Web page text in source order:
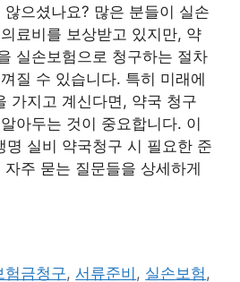
으셨나요? 많은 분들이 실손
료비를 보상받고 있지만, 약
실손보험으로 청구하는 절차
질 수 있습니다. 특히 미래에
가지고 계신다면, 약국 청구
아두는 것이 중요합니다. 이
명 실비 약국청구 시 필요한 준
주 묻는 질문들을 상세하게
험금청구, 서류준비 , 실손보험,